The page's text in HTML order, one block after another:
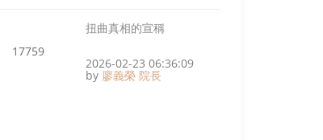
17759
扭曲真相的宣稱
2026-02-23 06:36:09
by 廖義榮 院長